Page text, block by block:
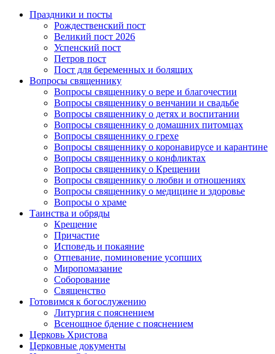
Праздники и посты
Рождественский пост
Великий пост 2026
Успенский пост
Петров пост
Пост для беременных и болящих
Вопросы священнику
Вопросы священнику о вере и благочестии
Вопросы священнику о венчании и свадьбе
Вопросы священнику о детях и воспитании
Вопросы священнику о домашних питомцах
Вопросы священнику о грехе
Вопросы священнику о коронавирусе и карантине
Вопросы священнику о конфликтах
Вопросы священнику о Крещении
Вопросы священнику о любви и отношениях
Вопросы священнику о медицине и здоровье
Вопросы о храме
Таинства и обряды
Крещение
Причастие
Исповедь и покаяние
Отпевание, поминовение усопших
Миропомазание
Соборование
Священство
Готовимся к богослужению
Литургия с пояснением
Всенощное бдение с пояснением
Церковь Христова
Церковные документы